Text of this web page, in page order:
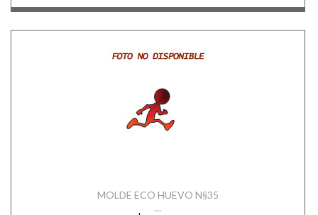
MOLDE ECO HUEVO N§35
...